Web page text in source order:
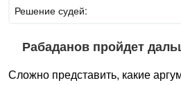
Решение судей:
Рабаданов пройдет
Сложно представить, какие